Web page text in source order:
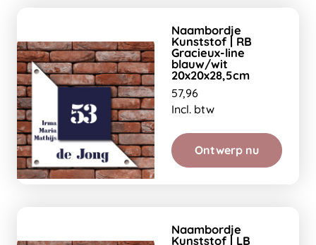
Naambordje
Kunststof | RB
Gracieux-line
blauw/wit
20x20x28,5cm
57,96
Incl. btw
Ontwerp nu
Naambordje
Kunststof | LB